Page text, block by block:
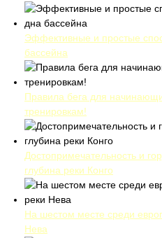
Эффективные и простые
бассейна
Правила бега для
тренировкам!
Достопримечательность и
глубина реки Конго
На шестом месте среди
Нева